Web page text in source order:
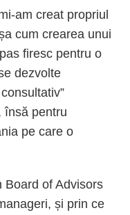
am creat propriul
cum crearea unui
firesc pentru o
dezvolte
însă pentru
pe care o
Board of Advisors
și prin ce